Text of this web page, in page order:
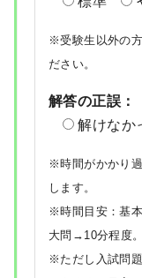
※受験生以外の
ださい。
解答の正誤：
解けなか
※時間がかかり
します。
※時間目安：基
大問→10分程度。
※ただし入試問